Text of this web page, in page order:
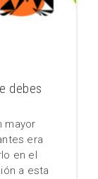
debes
mayor
era
en el
a esta